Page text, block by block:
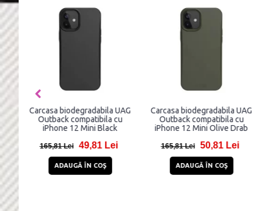
Carcasa biodegradabila UAG
Outback compatibila cu
iPhone 12 Mini Black
165,81 Lei 49,81 Lei
ADAUGĂ ÎN COŞ
Carcasa biodegradabila UAG
Outback compatibila cu
iPhone 12 Mini Olive Drab
165,81 Lei 50,81 Lei
ADAUGĂ ÎN COŞ